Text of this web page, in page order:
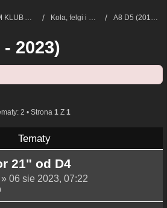
FORUM KLUB AUDI A8 - FORUM TECHNICZNE Koła, felgi i opony A8 D5 (2017 - 2023)
2023)
2 • Strona 1 Z 1
Tematy
21" od D4
» 06 sie 2023, 07:22